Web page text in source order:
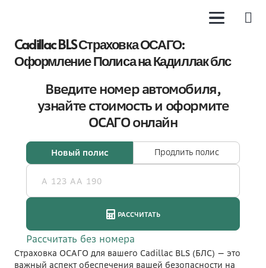
Cadillac BLS Страховка ОСАГО:
Оформление Полиса на Кадиллак блс
Страховка ОСАГО для вашего Cadillac BLS (БЛС) — это
важный аспект обеспечения вашей безопасности на